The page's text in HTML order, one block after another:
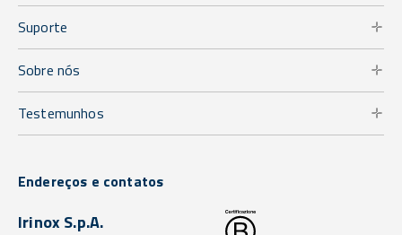
Suporte
Sobre nós
Testemunhos
Endereços e contatos
Irinox S.p.A.